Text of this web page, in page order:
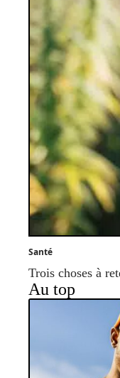
Santé
Trois choses à
Au top